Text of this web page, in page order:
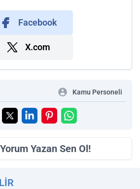
Facebook
X.com
Kamu Personeli
Yazan Sen Ol!